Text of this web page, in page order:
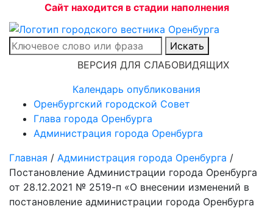
Сайт находится в стадии наполнения
Искать
ВЕРСИЯ ДЛЯ СЛАБОВИДЯЩИХ
Календарь опубликования
Оренбургский городской Совет
Глава города Оренбурга
Администрация города Оренбурга
Главная / Администрация города Оренбурга /
Постановление Администрации города Оренбурга
от 28.12.2021 № 2519-п «О внесении изменений в
постановление администрации города Оренбурга